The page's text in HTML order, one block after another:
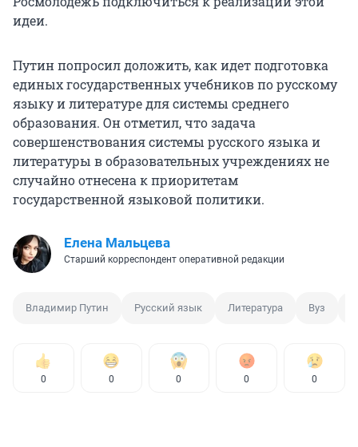
идеи.
Путин попросил доложить, как идет подготовка
единых государственных учебников по русскому
языку и литературе для системы среднего
образования. Он отметил, что задача
совершенствования системы русского языка и
литературы в образовательных учреждениях не
случайно отнесена к приоритетам
государственной языковой политики.
Елена Мальцева
Старший корреспондент оперативной редакции
Владимир Путин Русский язык Литература Вуз
0 0 0 0 0